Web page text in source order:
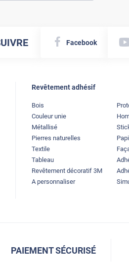
Facebook
Revêtement adhésif
Bois
Couleur unie
Métallisé
Pierres naturelles
Textile
Tableau
Revêtement décoratif 3M
A personnaliser
PAIEMENT SÉCURISÉ